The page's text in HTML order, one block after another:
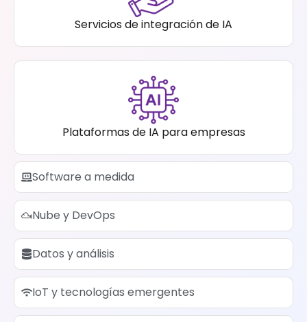
Software a medida
Nube y DevOps
Datos y análisis
IoT y tecnologías emergentes
Servicios de integración de IA
Plataformas de IA para empresas